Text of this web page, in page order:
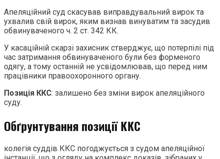
Апеляційний суд скасував виправдувальний вирок та
ухвалив свій вирок, яким визнав винуватим та засудив
обвинуваченого ч. 2 ст. 342 КК.
У касаційній скарзі захисник стверджує, що потерпілі під
час затримання обвинуваченого були без форменого
одягу, а тому останній не усвідомлював, що перед ним
працівники правоохоронного органу.
Позиція ККС: залишено без зміни вирок апеляційного
суду.
Обґрунтування позиції ККС
колегія суддів ККС погоджується з судом апеляційної